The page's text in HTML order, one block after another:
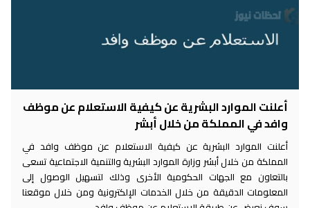
أعلنت الموارد البشرية عن كيفية الاستعلام عن موظف
وافد في المملكة من خلال أبشر
أعلنت الموارد البشرية عن كيفية الاستعلام عن موظف وافد في
المملكة من خلال أبشر وزارة الموارد البشرية والتنمية الاجتماعية تسعى
بالتعاون مع الجهات الحكومية الأخرى وذلك لتسهيل الوصول إلى
المعلومات الدقيقة من خلال الخدمات الإلكترونية ومن خلال موقعنا